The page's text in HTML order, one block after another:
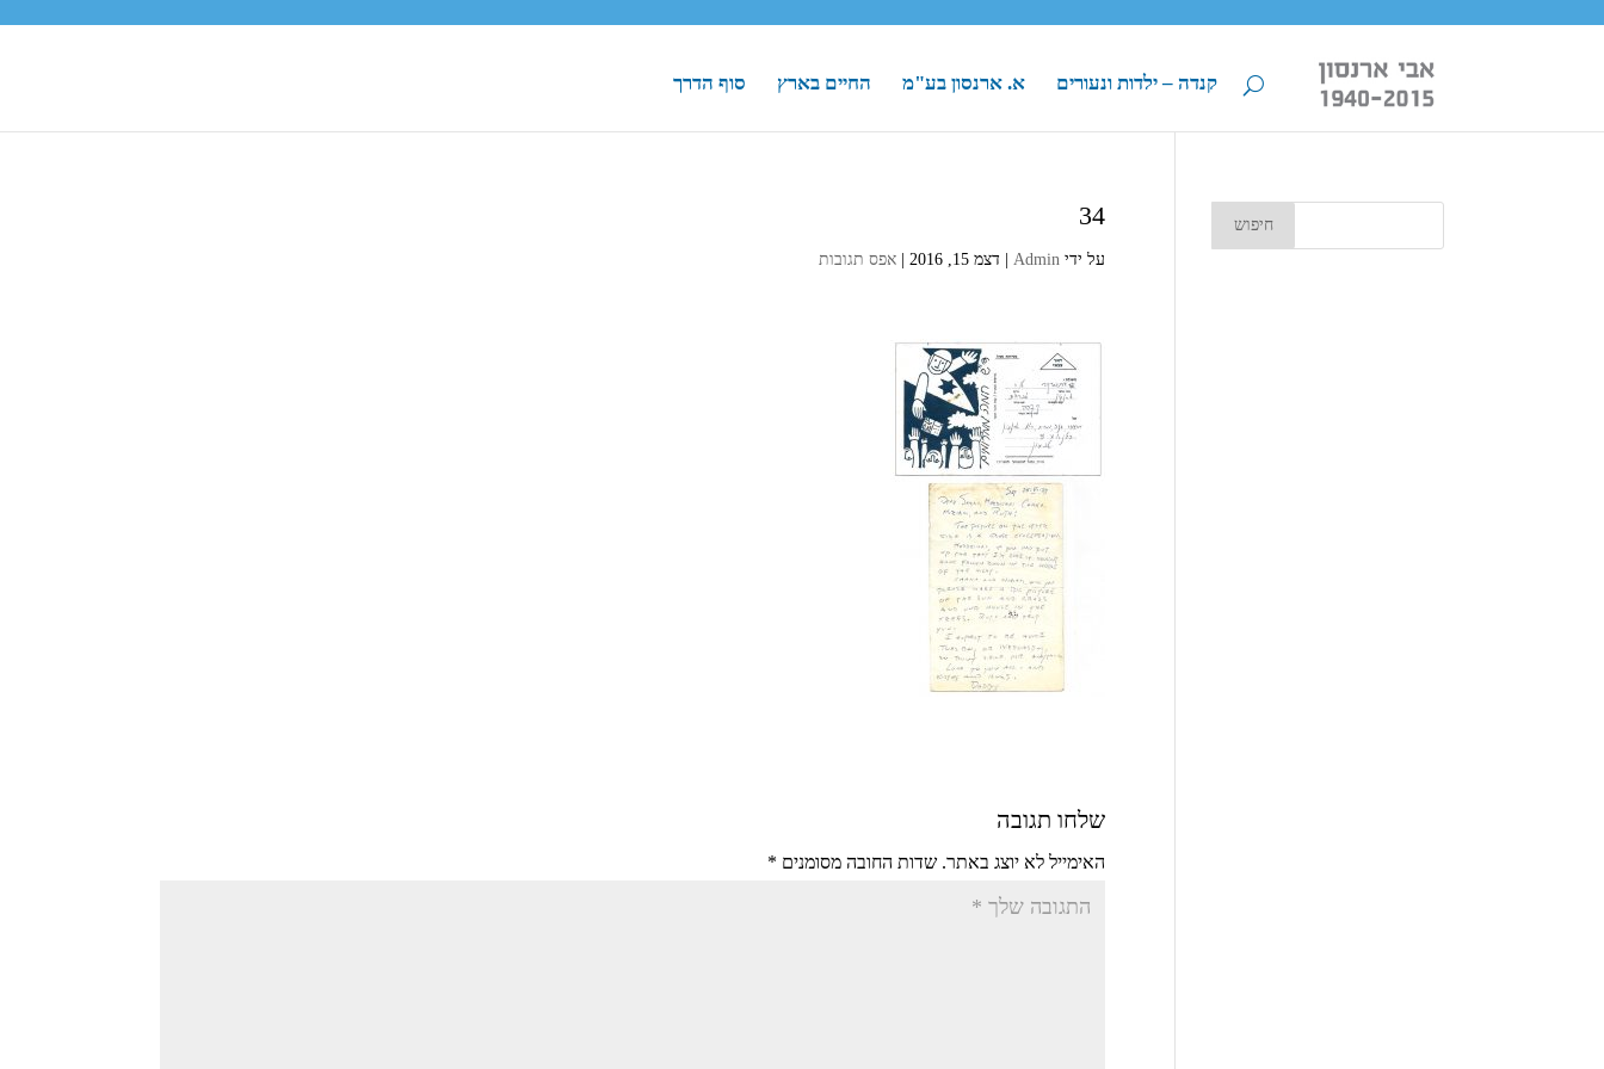
קנדה – ילדות ונעורים א. ארנסון בע"מ החיים בארץ סוף הדרך
34
על ידי Admin
| דצמ 15, 2016 | אפס תגובות
שלחו תגובה
האימייל לא יוצג באתר. שדות החובה מסומנים *